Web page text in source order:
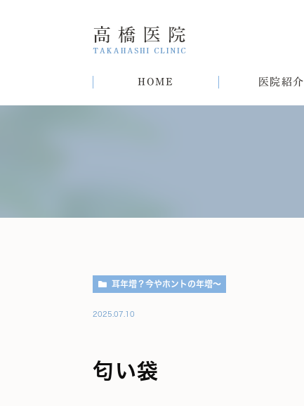
HOME 医院紹介
耳年増？今やホントの年増～
2025.07.10
匂い袋